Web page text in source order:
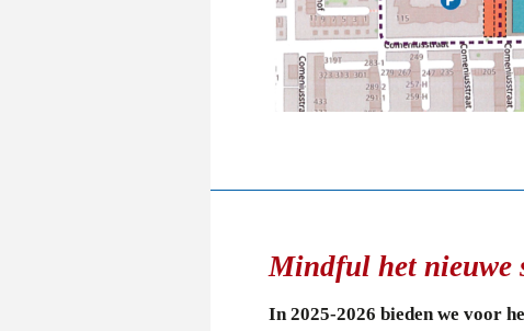
Mindful het nieuwe
In 2025-2026 bieden we voor